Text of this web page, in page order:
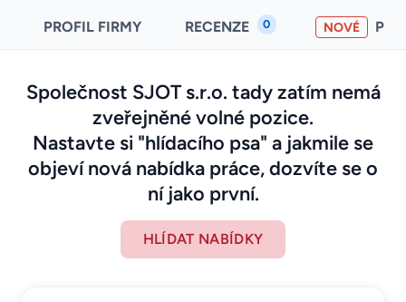
PROFIL FIRMY RECENZE 0 NOVÉ
Společnost SJOT s.r.o. tady zatím nemá
zveřejněné volné pozice.
Nastavte si "hlídacího psa" a jakmile se
objeví nová nabídka práce, dozvíte se o
ní jako první.
HLÍDAT NABÍDKY